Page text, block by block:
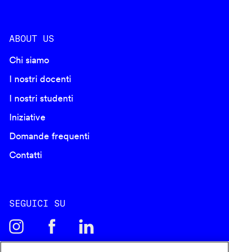
ABOUT US
Chi siamo
I nostri docenti
I nostri studenti
Iniziative
Domande frequenti
Contatti
SEGUICI SU